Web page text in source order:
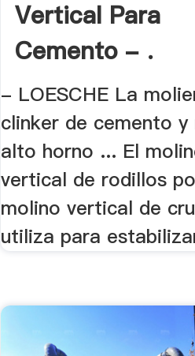
Vertical Para
Cemento - .
- LOESCHE La
clinker de cemento y
alto horno ... El
vertical de rodillos
molino vertical de
utiliza para